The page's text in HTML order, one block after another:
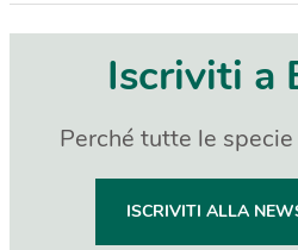
Iscriviti a
Perché tutte le
ISCRIVITI ALLA